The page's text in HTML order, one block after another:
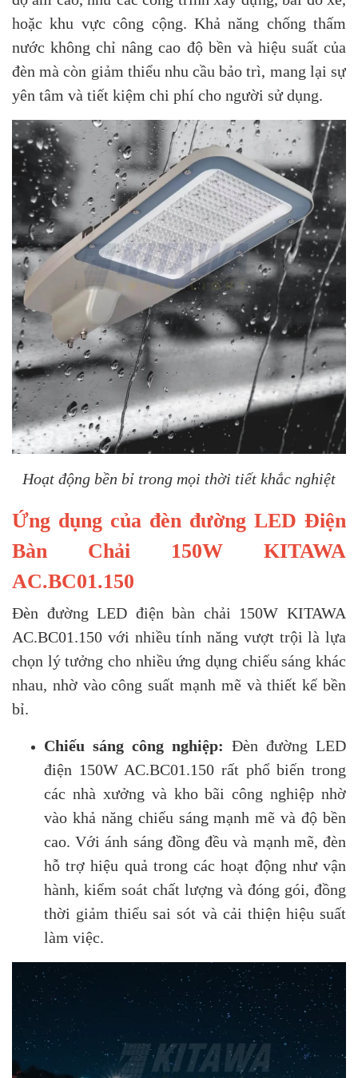
hoặc khu vực công cộng. Khả năng chống thấm
nước không chỉ nâng cao độ bền và hiệu suất của
đèn mà còn giảm thiểu nhu cầu bảo trì, mang lại sự
yên tâm và tiết kiệm chi phí cho người sử dụng.
Hoạt động bền bỉ trong mọi thời tiết khắc nghiệt
Ứng dụng của đèn đường LED Điện
Bàn Chải 150W KITAWA
AC.BC01.150
Đèn đường LED điện bàn chải 150W KITAWA
AC.BC01.150 với nhiều tính năng vượt trội là lựa
chọn lý tưởng cho nhiều ứng dụng chiếu sáng khác
nhau, nhờ vào công suất mạnh mẽ và thiết kế bền
bỉ.
Chiếu sáng công nghiệp: Đèn đường LED
điện 150W AC.BC01.150 rất phổ biến trong
các nhà xưởng và kho bãi công nghiệp nhờ
vào khả năng chiếu sáng mạnh mẽ và độ bền
cao. Với ánh sáng đồng đều và mạnh mẽ, đèn
hỗ trợ hiệu quả trong các hoạt động như vận
hành, kiểm soát chất lượng và đóng gói, đồng
thời giảm thiểu sai sót và cải thiện hiệu suất
làm việc.